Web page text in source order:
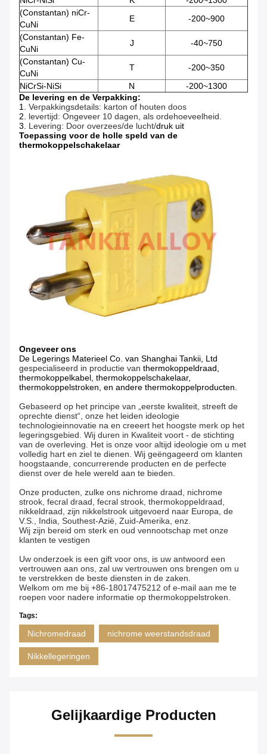
(Constantan) niCr-
CuNi
E
-200~900
(Constantan) Fe-
CuNi
J
-40~750
(Constantan) Cu-
CuNi
T
-200~350
NiCrSi-NiSi
N
-200~1300
De levering en de Verpakking:
1. Verpakkingsdetails: karton of houten doos
2. levertijd: Ongeveer 10 dagen, als ordehoeveelheid.
3. Levering: Door overzees/de lucht/druk uit
Toepassing voor de holle speld van de
thermokoppelschakelaar
Ongeveer ons
De Legerings Materieel Co. van Shanghai Tankii, Ltd
gespecialiseerd in productie van thermokoppeldraad,
thermokoppelkabel, thermokoppelschakelaar,
thermokoppelstroken, en andere thermokoppelproducten.
Gebaseerd op het principe van „eerste kwaliteit, streeft de
oprechte dienst“, onze het leiden ideologie
technologieinnovatie na en creeert het hoogste merk op het
legeringsgebied. Wij duren in Kwaliteit voort - de stichting
van de overleving. Het is onze voor altijd ideologie om u met
volledig hart en ziel te dienen. Wij geëngageerd om klanten
hoogstaande, concurrerende producten en de perfecte
dienst over de hele wereld aan te bieden.
Onze producten, zulke ons nichrome draad, nichrome
strook, fecral draad, fecral strook, thermokoppeldraad,
nikkeldraad, zijn nikkelstrook uitgevoerd naar Europa, de
V.S., India, Southest-Azië, Zuid-Amerika, enz.
Wij zijn bereid om sterk en oud vennootschap met onze
klanten te vestigen
Uw onderzoek is een gift voor ons, is uw antwoord een
vertrouwen aan ons, zal uw vertrouwen ons brengen om u
te verstrekken de beste diensten in de zaken.
Welkom om me bij +86-18017475212 of e-mail aan me te
roepen voor nadere informatie op thermokoppelstroken.
Tags:
Nichromedraad nichrome weerstandsdraad
Nikkellegeringen
Gelijkaardige Producten